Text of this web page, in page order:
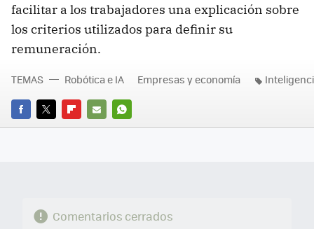
facilitar a los trabajadores una explicación sobre
los criterios utilizados para definir su
remuneración.
FACEBOOK
TWITTERFLIPBOARD
E-
WHATSAPP
TEMAS Robótica e IA Empresas y economía
Comentarios cerrados